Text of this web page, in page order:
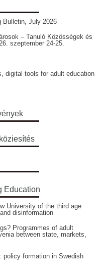
Bulletin, July 2026
– Tanuló Közösségek és
szeptember 24-25.
digital tools for adult education
Education
University of the third age
disinformation
Programmes of adult
between state, markets,
policy formation in Swedish